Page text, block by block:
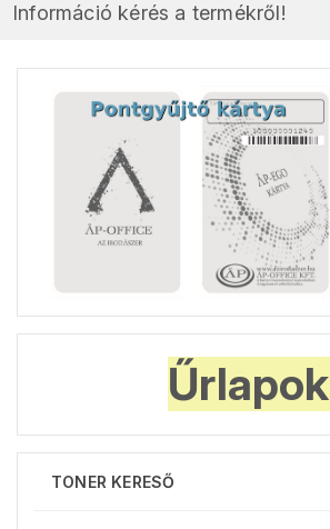
Információ kérés a termékről!
Űrlapok
TONER KERESŐ